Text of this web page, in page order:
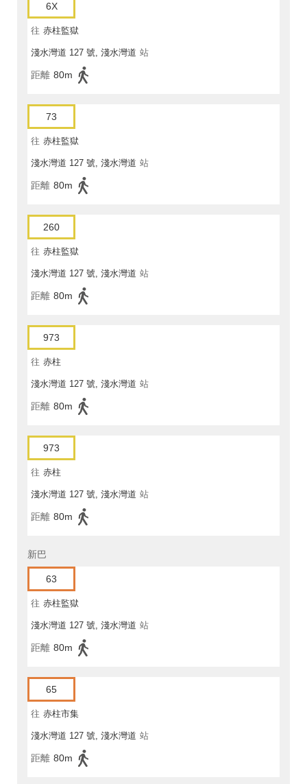
6X
往 赤柱監獄
淺水灣道 127 號, 淺水灣道 站
距離 80m
73
往 赤柱監獄
淺水灣道 127 號, 淺水灣道 站
距離 80m
260
往 赤柱監獄
淺水灣道 127 號, 淺水灣道 站
距離 80m
973
往 赤柱
淺水灣道 127 號, 淺水灣道 站
距離 80m
973
往 赤柱
淺水灣道 127 號, 淺水灣道 站
距離 80m
新巴
63
往 赤柱監獄
淺水灣道 127 號, 淺水灣道 站
距離 80m
65
往 赤柱市集
淺水灣道 127 號, 淺水灣道 站
距離 80m